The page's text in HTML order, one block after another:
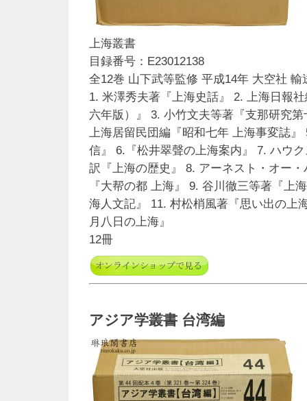
上海叢書
目録番号：E23012138
全12巻 山下武等監修 平成14年 大空社 輸
1. 米澤秀夫著『上海史話』 2. 上海日報
六年版）』 3. 小竹文夫等著『支那研究
上海居留民団編『昭和七年 上海事変誌
信』 6.『松井翠聲の上海案内』 7. ハウ
訳『上海の歴史』 8. アーネスト・オー
『大帮の都 上海』 9. 谷川徹三等著『上
海人文記』 11. 村松梢風著『思い出の上
月八日の上海』
12冊
アジア学叢書 台湾編